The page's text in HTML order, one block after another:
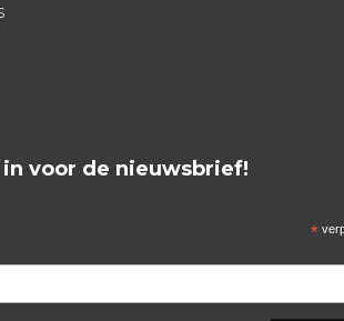
voor de nieuwsbrief!
*